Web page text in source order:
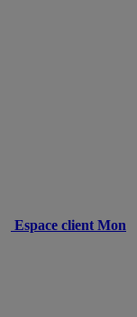
Espace client Mon